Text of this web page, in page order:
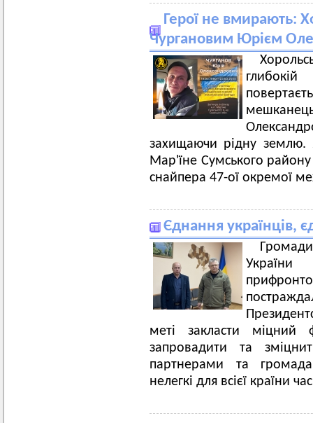
Герої не вмирають:
Чургановим Юрієм
захищаючи рідну землю.
Мар'їне Сумського району
снайпера 47-ої окремої
Єднання українців,
меті закласти міцний
запровадити та
партнерами та
нелегкі для всієї країни